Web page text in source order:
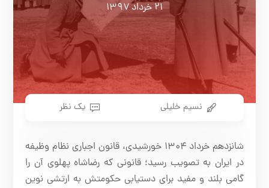
۲۱ خرداد ۱۳۹۷
نسیم خلیلی یک نظر
شانزدهم خرداد ۱۳۰۴ خورشیدی، قانون اجباری نظام وظیفه
در ایران به تصویب رسید؛ قانونی که رضاشاه پهلوی آن را
گامی بلند و مفید برای دستیابی حکومتش به ارتشی نوین